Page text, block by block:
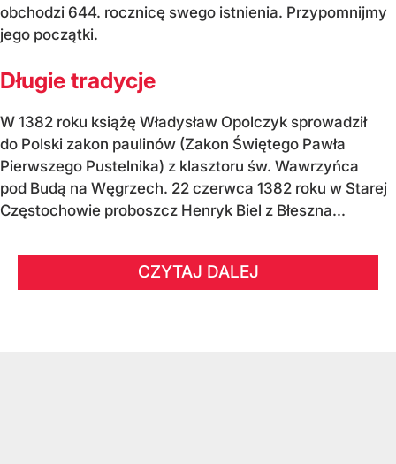
obchodzi 644. rocznicę swego istnienia. Przypomnijmy
jego początki.
Długie tradycje
W 1382 roku książę Władysław Opolczyk sprowadził
do Polski zakon paulinów (Zakon Świętego Pawła
Pierwszego Pustelnika) z klasztoru św. Wawrzyńca
pod Budą na Węgrzech. 22 czerwca 1382 roku w Starej
Częstochowie proboszcz Henryk Biel z Błeszna...
CZYTAJ DALEJ